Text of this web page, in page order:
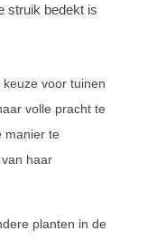
struik bedekt is
voor tuinen
volle pracht te
manier te
haar
planten in de